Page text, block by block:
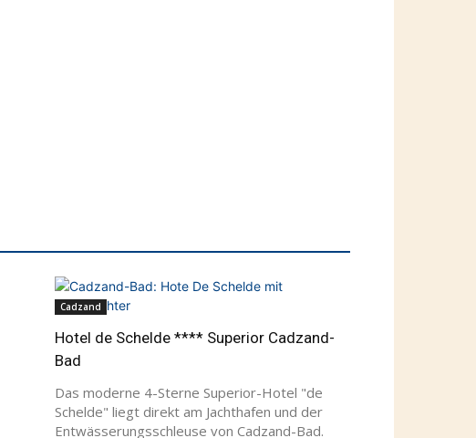
Cadzand
Hotel de Schelde **** Superior Cadzand-
Bad
Das moderne 4-Sterne Superior-Hotel "de
Schelde" liegt direkt am Jachthafen und der
Entwässerungsschleuse von Cadzand-Bad.